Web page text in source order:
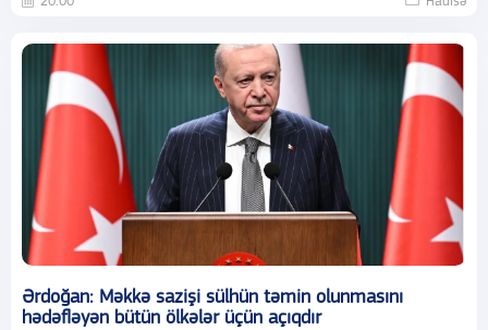
Ərdoğan: Məkkə sazişi sülhün təmin olunmasını
hədəfləyən bütün ölkələr üçün açıqdır